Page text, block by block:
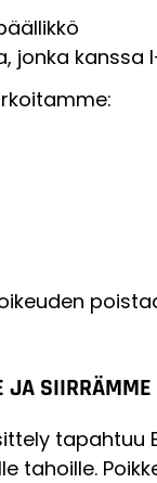
jonka
JA
tahoille.